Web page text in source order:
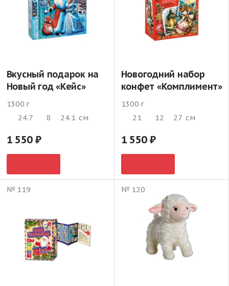
Вкусный подарок на
Новый год «Кейс»
1300 г
24.7
8 24.1 см
1 550
Новогодний набор
конфет «Комплимент»
1300 г
21
12 27 см
1 550
№ 119 № 120